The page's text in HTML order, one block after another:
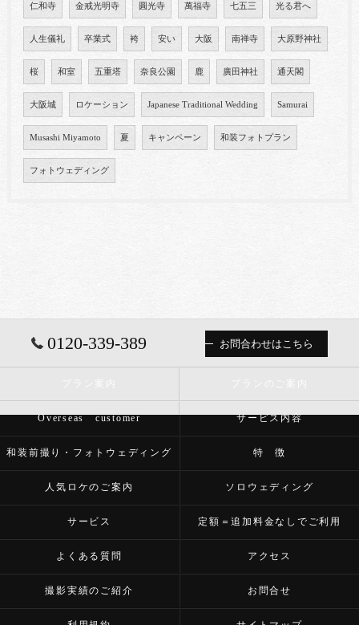
仁和寺 金戒光明寺 圓光寺 萬福寺 七五三 光る君へ
人生儀礼 卒業式 袴 安い 大阪 南禅寺 大原野神社
桜 和室 五重塔 奈良公園 鹿 廣田神社 通天閣
大阪城 ロケーション Japanese Traditional Wedding Samurai
Musashi Miyamoto 夏 キャンペーン 和装フォトプラン
フォトウェディング
0120-339-389 お問合わせはこちら
Overseas customer サービス内容
和装前撮り・フォトウェディング 特 徴
人気ロケのご案内 ソロウェディング
サービス 定額＝追加料金なしでご利用
よくある質問 アクセス
撮影実績のご紹介 お問合せ